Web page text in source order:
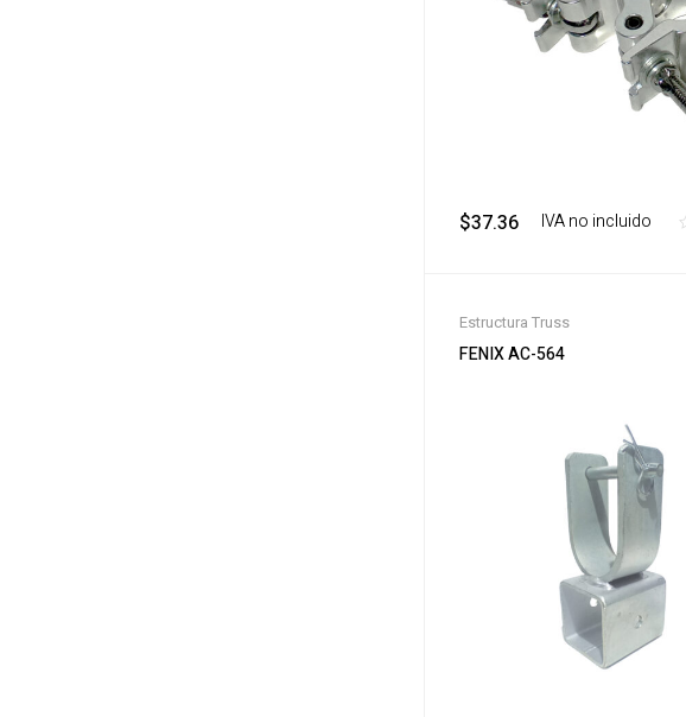
$37.36 ‎ ‎ ‎ IVA no incluido
Estructura Truss
FENIX AC-564